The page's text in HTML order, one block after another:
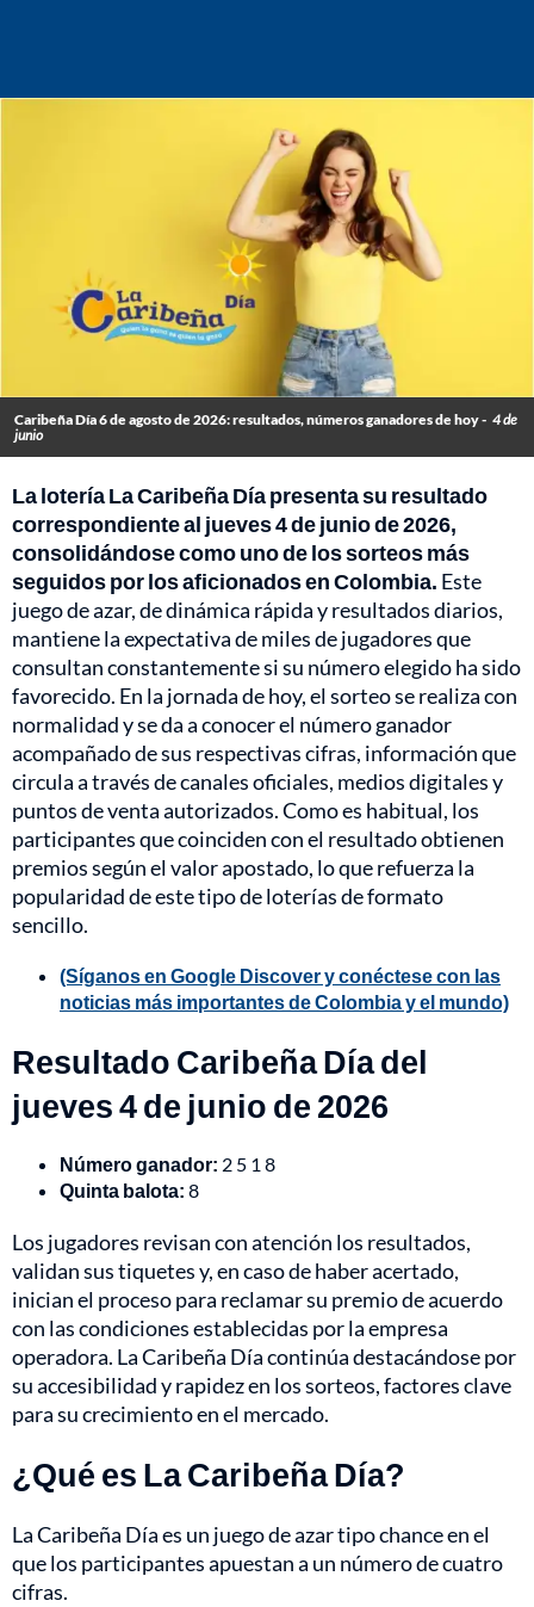
Caribeña Día 6 de agosto de 2026: resultados, números ganadores de hoy - 4 de
junio
La lotería La Caribeña Día presenta su resultado
correspondiente al jueves 4 de junio de 2026,
consolidándose como uno de los sorteos más
seguidos por los aficionados en Colombia. Este
juego de azar, de dinámica rápida y resultados diarios,
mantiene la expectativa de miles de jugadores que
consultan constantemente si su número elegido ha sido
favorecido. En la jornada de hoy, el sorteo se realiza con
normalidad y se da a conocer el número ganador
acompañado de sus respectivas cifras, información que
circula a través de canales oficiales, medios digitales y
puntos de venta autorizados. Como es habitual, los
participantes que coinciden con el resultado obtienen
premios según el valor apostado, lo que refuerza la
popularidad de este tipo de loterías de formato
sencillo.
(Síganos en Google Discover y conéctese con las
noticias más importantes de Colombia y el mundo)
Resultado Caribeña Día del
jueves 4 de junio de 2026
Número ganador: 2 5 1 8
Quinta balota: 8
Los jugadores revisan con atención los resultados,
validan sus tiquetes y, en caso de haber acertado,
inician el proceso para reclamar su premio de acuerdo
con las condiciones establecidas por la empresa
operadora. La Caribeña Día continúa destacándose por
su accesibilidad y rapidez en los sorteos, factores clave
para su crecimiento en el mercado.
¿Qué es La Caribeña Día?
La Caribeña Día es un juego de azar tipo chance en el
que los participantes apuestan a un número de cuatro
cifras.